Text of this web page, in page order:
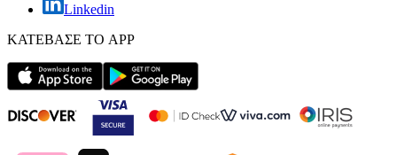
Linkedin
ΚΑΤΕΒΑΣΕ ΤΟ APP